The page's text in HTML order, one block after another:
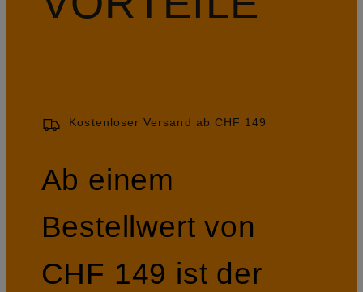
Kostenloser Versand ab CHF 149
Ab einem
Bestellwert von
CHF 149 ist der